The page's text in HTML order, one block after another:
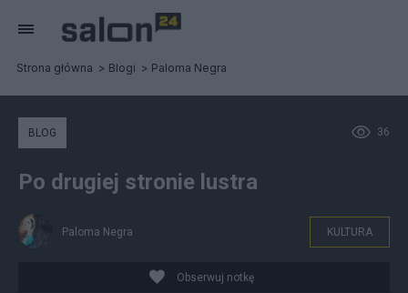
Strona główna Blogi Paloma Negra
36
BLOG
Po drugiej stronie lustra
Paloma Negra KULTURA
Obserwuj notkę